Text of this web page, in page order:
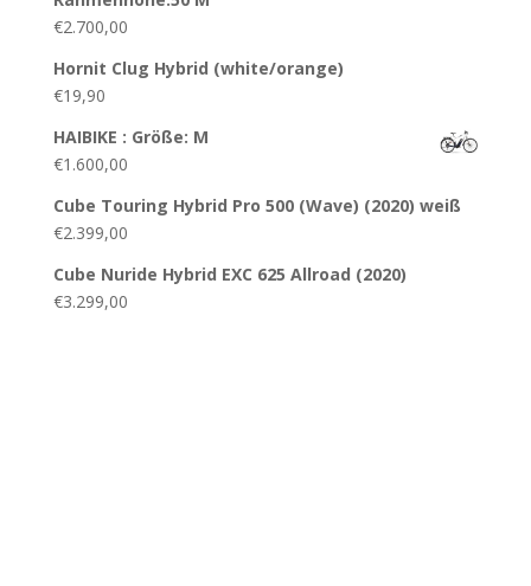
€2.700,00
Hornit Clug Hybrid (white/orange)
€19,90
HAIBIKE : Größe: M
€1.600,00
Cube Touring Hybrid Pro 500 (Wave) (2020) weiß
€2.399,00
Cube Nuride Hybrid EXC 625 Allroad (2020)
€3.299,00